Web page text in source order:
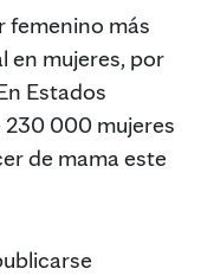
femenino más
en mujeres, por
Estados
230 000 mujeres
de mama este